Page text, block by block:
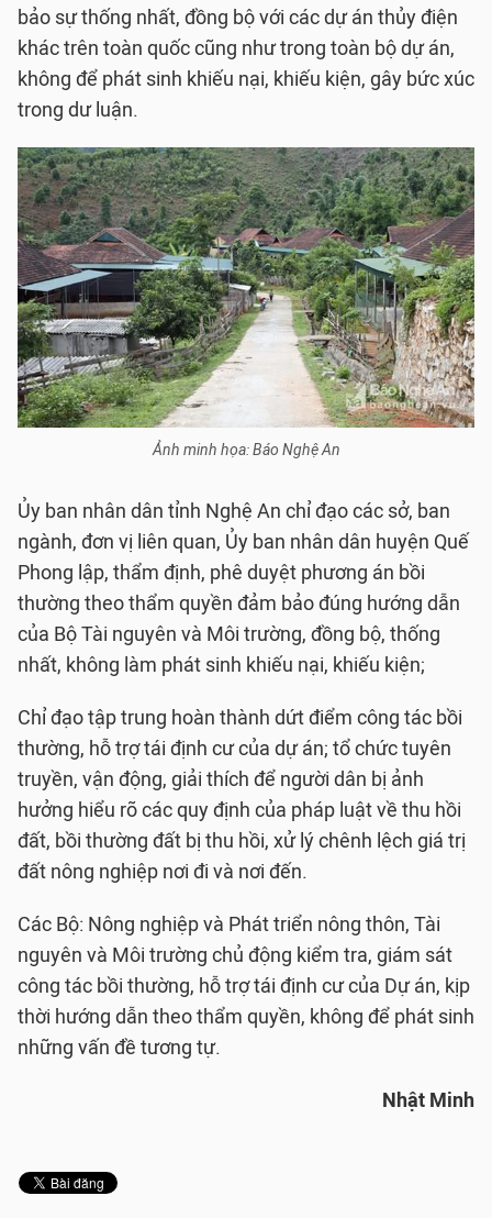
bảo sự thống nhất, đồng bộ với các dự án thủy điện
khác trên toàn quốc cũng như trong toàn bộ dự án,
không để phát sinh khiếu nại, khiếu kiện, gây bức xúc
trong dư luận.
Ảnh minh họa: Báo Nghệ An
Ủy ban nhân dân tỉnh Nghệ An chỉ đạo các sở, ban
ngành, đơn vị liên quan, Ủy ban nhân dân huyện Quế
Phong lập, thẩm định, phê duyệt phương án bồi
thường theo thẩm quyền đảm bảo đúng hướng dẫn
của Bộ Tài nguyên và Môi trường, đồng bộ, thống
nhất, không làm phát sinh khiếu nại, khiếu kiện;
Chỉ đạo tập trung hoàn thành dứt điểm công tác bồi
thường, hỗ trợ tái định cư của dự án; tổ chức tuyên
truyền, vận động, giải thích để người dân bị ảnh
hưởng hiểu rõ các quy định của pháp luật về thu hồi
đất, bồi thường đất bị thu hồi, xử lý chênh lệch giá trị
đất nông nghiệp nơi đi và nơi đến.
Các Bộ: Nông nghiệp và Phát triển nông thôn, Tài
nguyên và Môi trường chủ động kiểm tra, giám sát
công tác bồi thường, hỗ trợ tái định cư của Dự án, kịp
thời hướng dẫn theo thẩm quyền, không để phát sinh
những vấn đề tương tự.
Nhật Minh